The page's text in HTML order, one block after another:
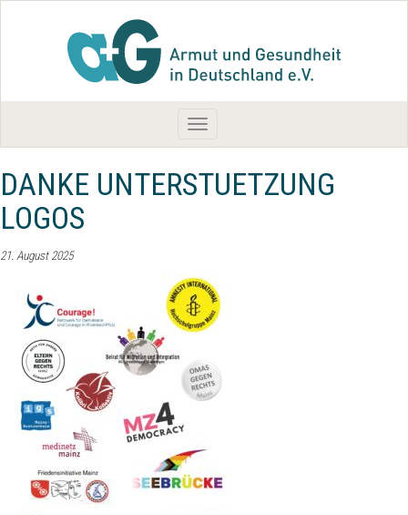
Toggle
navigation
DANKE UNTERSTUETZUNG
LOGOS
21. August 2025